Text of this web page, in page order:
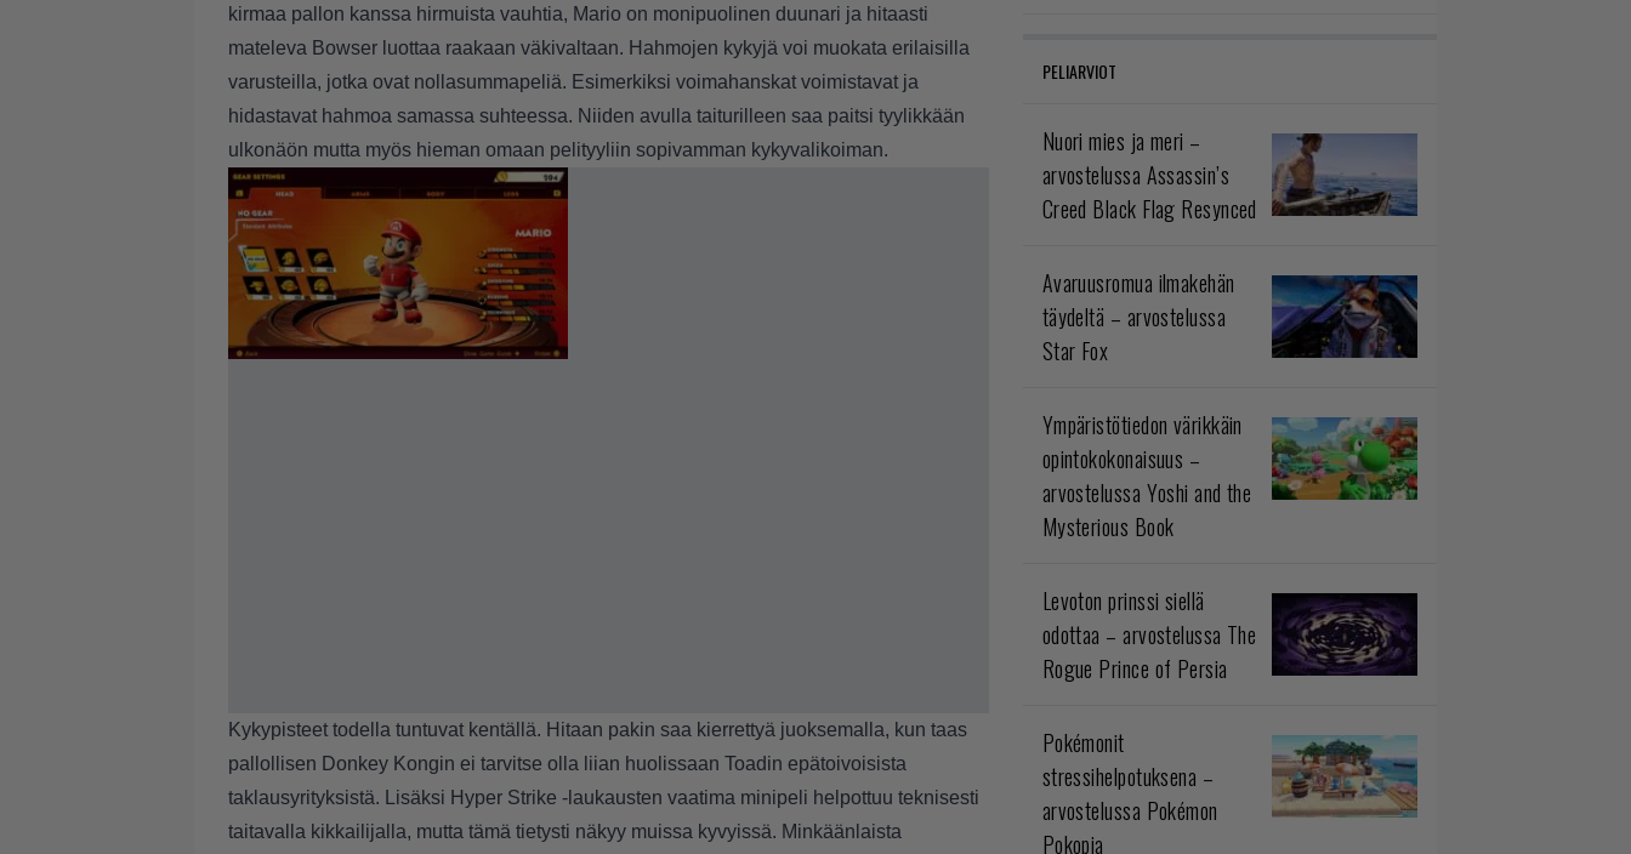
kirmaa pallon kanssa hirmuista vauhtia, Mario on monipuolinen duunari ja hitaasti
mateleva Bowser luottaa raakaan väkivaltaan. Hahmojen kykyjä voi muokata erilaisilla
varusteilla, jotka ovat nollasummapeliä. Esimerkiksi voimahanskat voimistavat ja
hidastavat hahmoa samassa suhteessa. Niiden avulla taiturilleen saa paitsi tyylikkään
ulkonäön mutta myös hieman omaan pelityyliin sopivamman kykyvalikoiman.
Kykypisteet todella tuntuvat kentällä. Hitaan pakin saa kierrettyä juoksemalla, kun taas
pallollisen Donkey Kongin ei tarvitse olla liian huolissaan Toadin epätoivoisista
taklausyrityksistä. Lisäksi Hyper Strike -laukausten vaatima minipeli helpottuu teknisesti
taitavalla kikkailijalla, mutta tämä tietysti näkyy muissa kyvyissä. Minkäänlaista
PELIARVIOT
Nuori mies ja meri –
arvostelussa Assassin’s
Creed Black Flag Resynced
Avaruusromua ilmakehän
täydeltä – arvostelussa
Star Fox
Ympäristötiedon värikkäin
opintokokonaisuus –
arvostelussa Yoshi and the
Mysterious Book
Levoton prinssi siellä
odottaa – arvostelussa The
Rogue Prince of Persia
Pokémonit
stressihelpotuksena –
arvostelussa Pokémon
Pokopia